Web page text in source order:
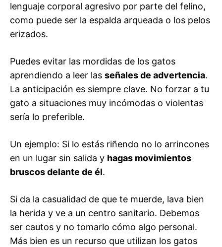
lenguaje corporal agresivo por parte del felino,
como puede ser la espalda arqueada o los pelos
erizados.
Puedes evitar las mordidas de los gatos
aprendiendo a leer las señales de advertencia.
La anticipación es siempre clave. No forzar a tu
gato a situaciones muy incómodas o violentas
sería lo preferible.
Un ejemplo: Si lo estás riñendo no lo arrincones
en un lugar sin salida y hagas movimientos
bruscos delante de él.
Si da la casualidad de que te muerde, lava bien
la herida y ve a un centro sanitario. Debemos
ser cautos y no tomarlo cómo algo personal.
Más bien es un recurso que utilizan los gatos